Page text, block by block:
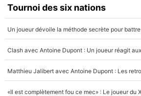
Faris Moumbagna
5%
Un autre joueur
5%
Tournoi des six nations